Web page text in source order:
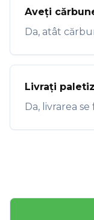
Aveți
Da, atât
Livrați
Da, livrarea